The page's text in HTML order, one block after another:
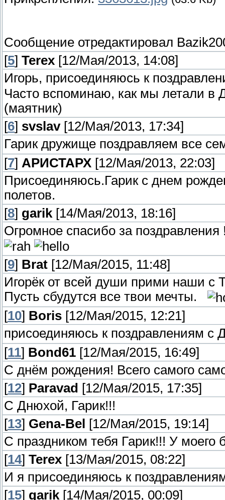
Сообщение отредактировал
[5] Terex [12/Мая/2013, 14:08]
Игорь, присоединяюсь к
Часто вспоминаю, как мы летали в
(маятник)
[6] svslav[12/Мая/2013, 17:34]
Гарик дружище поздравляем все
[7] АРИСТАРХ [12/Мая/2013, 22:03]
Присоединяюсь.Гарик с днем
полетов.
[8] garik [14/Мая/2013, 18:16]
Огромное спасибо за
[9] Brat [12/Мая/2015, 11:48]
Игорёк от всей души прими наши с
Пусть сбудутся все твои мечты.
[10] Boris [12/Мая/2015, 12:21]
присоединяюсь к поздравлениям
[11] Bond61 [12/Мая/2015, 16:49]
С днём рождения! Всего самого
[12] Paravad [12/Мая/2015, 17:35]
С Днюхой, Гарик!!!
[13] Gena-Bel
[12/Мая/2015, 19:14]
С праздником тебя Гарик!!! У моего
[14] Terex [13/Мая/2015, 08:22]
И я присоединяюсь к
[15] garik [14/Мая/2015, 00:09]